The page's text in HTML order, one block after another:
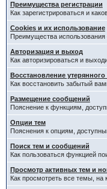
Преимущества регистрации
Как зарегистрироваться и
Cookies и их использование
Преимущества
Авторизация и выход
Как авторизироваться и
Восстановление
Как восстановить забытый
Размещение сообщений
Пояснение к функциям,
Опции тем
Пояснения к опциям,
Поиск тем и сообщений
Как пользоваться функцией
Просмотр активных тем и
Как просмотреть все темы,